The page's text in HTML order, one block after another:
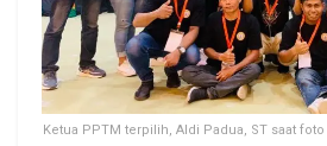
Ketua PPTM terpilih, Aldi Padua, ST saat